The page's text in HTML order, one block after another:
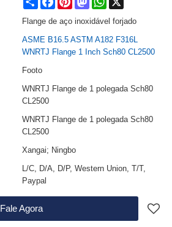
Flange de aço inoxidável forjado
ASME B16.5 ASTM A182 F316L
WNRTJ Flange 1 Inch Sch80 CL2500
Footo
WNRTJ Flange de 1 polegada Sch80
CL2500
WNRTJ Flange de 1 polegada Sch80
CL2500
Xangai; Ningbo
L/C, D/A, D/P, Western Union, T/T,
Paypal
Fale Agora